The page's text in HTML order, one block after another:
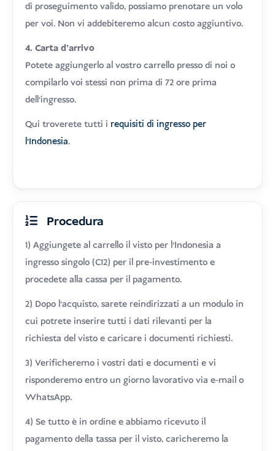
di proseguimento valido, possiamo prenotare un volo
per voi. Non vi addebiteremo alcun costo aggiuntivo.
4. Carta d'arrivo
Potete aggiungerlo al vostro carrello presso di noi o
compilarlo voi stessi non prima di 72 ore prima
dell'ingresso.
Qui troverete tutti i requisiti di ingresso per
l'Indonesia.
Procedura
1) Aggiungete al carrello il visto per l'Indonesia a
ingresso singolo (C12) per il pre-investimento e
procedete alla cassa per il pagamento.
2) Dopo l'acquisto, sarete reindirizzati a un modulo in
cui potrete inserire tutti i dati rilevanti per la
richiesta del visto e caricare i documenti richiesti.
3) Verificheremo i vostri dati e documenti e vi
risponderemo entro un giorno lavorativo via e-mail o
WhatsApp.
4) Se tutto è in ordine e abbiamo ricevuto il
pagamento della tassa per il visto, caricheremo la